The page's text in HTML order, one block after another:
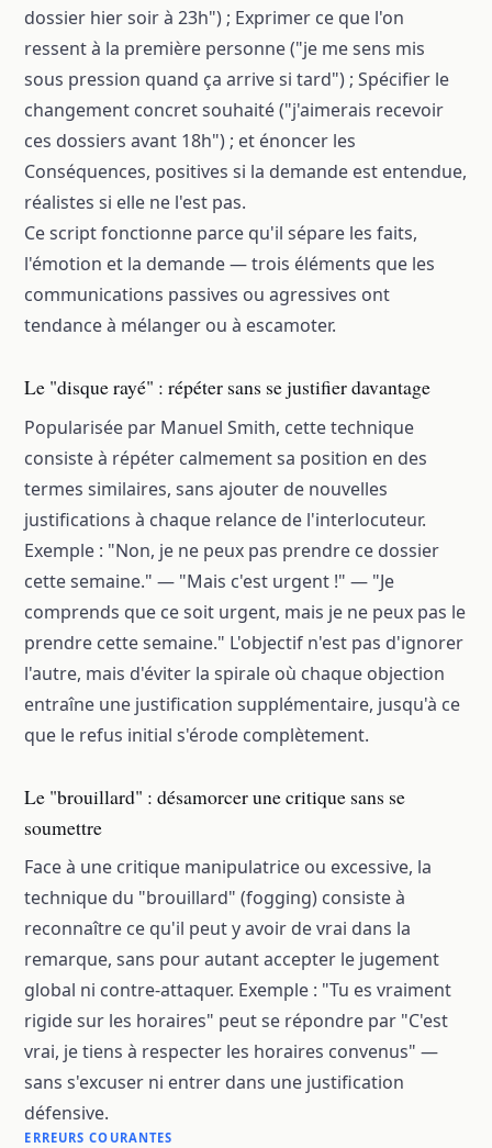
dossier hier soir à 23h") ; Exprimer ce que l'on
ressent à la première personne ("je me sens mis
sous pression quand ça arrive si tard") ; Spécifier le
changement concret souhaité ("j'aimerais recevoir
ces dossiers avant 18h") ; et énoncer les
Conséquences, positives si la demande est entendue,
réalistes si elle ne l'est pas.
Ce script fonctionne parce qu'il sépare les faits,
l'émotion et la demande — trois éléments que les
communications passives ou agressives ont
tendance à mélanger ou à escamoter.
Le "disque rayé" : répéter sans se justifier davantage
Popularisée par Manuel Smith, cette technique
consiste à répéter calmement sa position en des
termes similaires, sans ajouter de nouvelles
justifications à chaque relance de l'interlocuteur.
Exemple : "Non, je ne peux pas prendre ce dossier
cette semaine." — "Mais c'est urgent !" — "Je
comprends que ce soit urgent, mais je ne peux pas le
prendre cette semaine." L'objectif n'est pas d'ignorer
l'autre, mais d'éviter la spirale où chaque objection
entraîne une justification supplémentaire, jusqu'à ce
que le refus initial s'érode complètement.
Le "brouillard" : désamorcer une critique sans se
soumettre
Face à une critique manipulatrice ou excessive, la
technique du "brouillard" (fogging) consiste à
reconnaître ce qu'il peut y avoir de vrai dans la
remarque, sans pour autant accepter le jugement
global ni contre-attaquer. Exemple : "Tu es vraiment
rigide sur les horaires" peut se répondre par "C'est
vrai, je tiens à respecter les horaires convenus" —
sans s'excuser ni entrer dans une justification
défensive.
ERREURS COURANTES